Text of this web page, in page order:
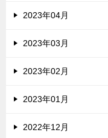
2023年04月
2023年03月
2023年02月
2023年01月
2022年12月